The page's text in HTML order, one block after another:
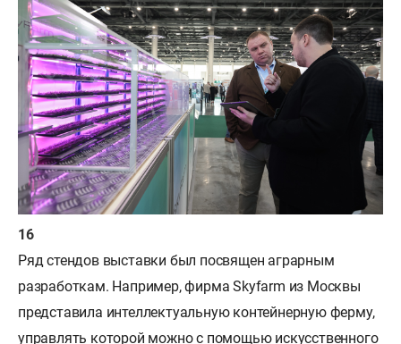
Ряд стендов выставки был посвящен аграрным
разработкам. Например, фирма Skyfarm из Москвы
представила интеллектуальную контейнерную ферму,
управлять которой можно с помощью искусственного